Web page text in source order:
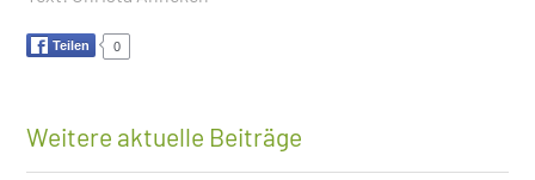
Teilen 0
Weitere aktuelle Beiträge